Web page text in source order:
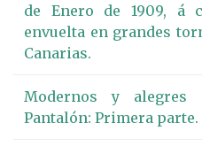
de Enero de 1909, á
envuelta en grandes
Canarias.
Modernos y alegres
Pantalón: Primera parte.